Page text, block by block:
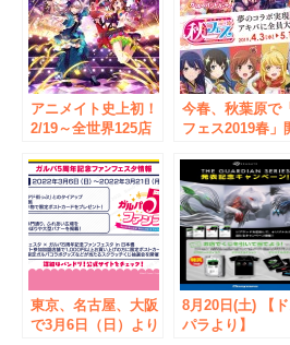
ドパーティ！ セガ
限定プライズキャン
ペーン』開催
アニメイト史上初！
2/19～全世界125店
『BanG Dream! ア
ニメイトワールドフ
ェア』
今春、秋葉原で
フェス2019春」
ガールズバンド
ティ！」と「少
歌劇 レヴュース
ァライト -Re
LIVE-」の夢の
ボが実現！
東京、名古屋、大阪
で3月6日（日）より
8月20日(土) 【
パラより】